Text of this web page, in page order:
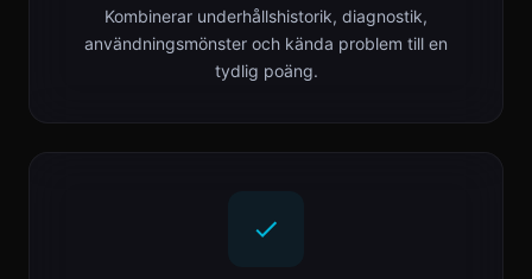
Kombinerar underhållshistorik, diagnostik,
användningsmönster och kända problem till en
tydlig poäng.